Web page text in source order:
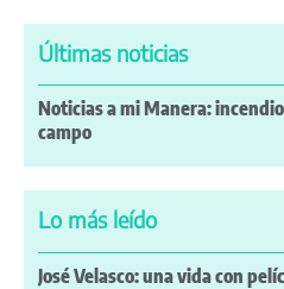
Últimas noticias
Noticias a mi Manera:
campo
Lo más leído
José Velasco: una vida con